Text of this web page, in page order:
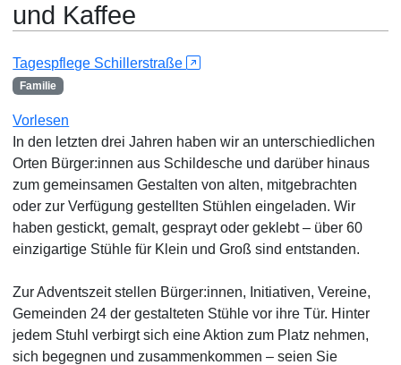
und Kaffee
Tagespflege Schillerstraße
Familie
Vorlesen
In den letzten drei Jahren haben wir an unterschiedlichen
Orten Bürger:innen aus Schildesche und darüber hinaus
zum gemeinsamen Gestalten von alten, mitgebrachten
oder zur Verfügung gestellten Stühlen eingeladen. Wir
haben gestickt, gemalt, gesprayt oder geklebt – über 60
einzigartige Stühle für Klein und Groß sind entstanden.
Zur Adventszeit stellen Bürger:innen, Initiativen, Vereine,
Gemeinden 24 der gestalteten Stühle vor ihre Tür. Hinter
jedem Stuhl verbirgt sich eine Aktion zum Platz nehmen,
sich begegnen und zusammenkommen – seien Sie